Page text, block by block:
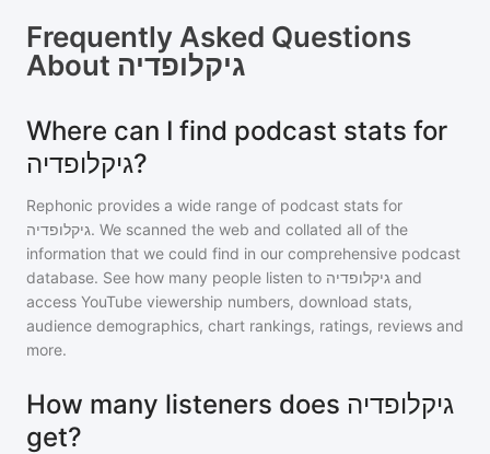
Frequently Asked Questions
About גיקלופדיה
Where can I find podcast stats for
גיקלופדיה?
Rephonic provides a wide range of podcast stats for
גיקלופדיה. We scanned the web and collated all of the
information that we could find in our comprehensive podcast
database. See how many people listen to גיקלופדיה and
access YouTube viewership numbers, download stats,
audience demographics, chart rankings, ratings, reviews and
more.
How many listeners does גיקלופדיה
get?